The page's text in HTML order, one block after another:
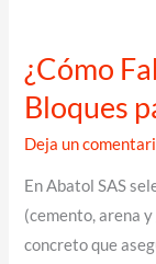
¿Cómo
Bloques
Deja un
En Abatol SAS
(cemento, arena
concreto que